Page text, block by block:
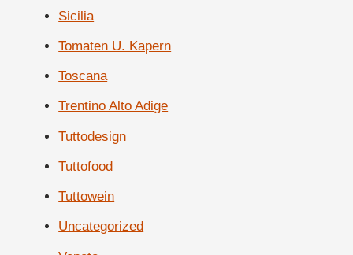
Sicilia
Tomaten U. Kapern
Toscana
Trentino Alto Adige
Tuttodesign
Tuttofood
Tuttowein
Uncategorized